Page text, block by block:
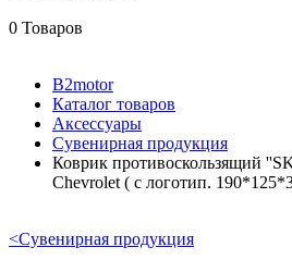
0 Товаров
B2motor
Каталог товаров
Аксессуары
Сувенирная продукция
Коврик противоскользящий
Chevrolet ( c логотип.
<Сувенирная продукция